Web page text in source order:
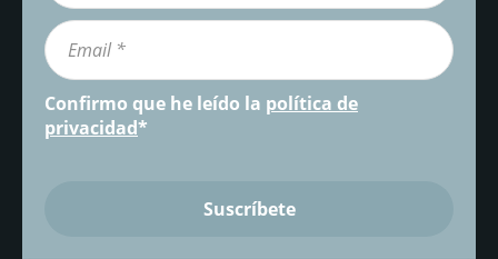
Confirmo que he leído la política de
privacidad*